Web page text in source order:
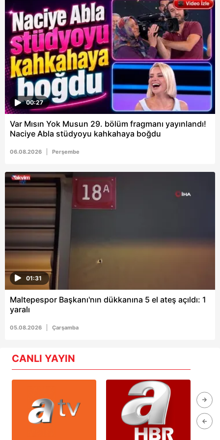
6698 sayılı Kişisel Verilerin Korunması Kanunu uyarınca
hazırlanmış Aydınlatma Metnimizi okumak ve sitemizde
ilgili mevzuata uygun olarak kullanılan çerezlerle ilgili bilgi
almak için lütfentıklayınız.
00:27
Var Mısın Yok Musun 29. bölüm fragmanı yayınlandı!
Naciye Abla stüdyoyu kahkahaya boğdu
06.08.2026 Perşembe
01:31
Maltepespor Başkanı'nın dükkanına 5 el ateş açıldı: 1
yaralı
05.08.2026 Çarşamba
CANLI YAYIN